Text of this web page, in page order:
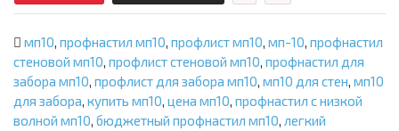
мп10, профнастил мп10, профлист мп10, мп-10, профнастил
стеновой мп10, профлист стеновой мп10, профнастил для
забора мп10, профлист для забора мп10, мп10 для стен, мп10
для забора, купить мп10, цена мп10, профнастил с низкой
волной мп10, бюджетный профнастил мп10, легкий